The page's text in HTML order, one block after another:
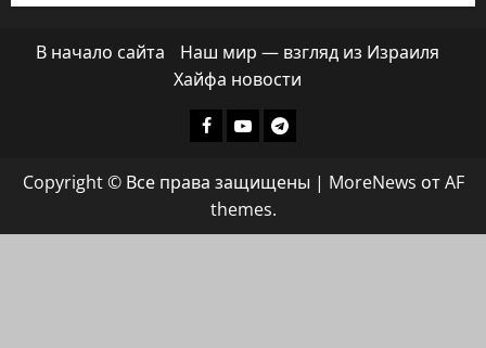
В начало сайта
Наш мир — взгляд из Израиля
Хайфа новости
Facebook
ХАЙФАИНФО
YoutubeТелеграмм
Copyright © Все права защищены | MoreNews от AF
themes.